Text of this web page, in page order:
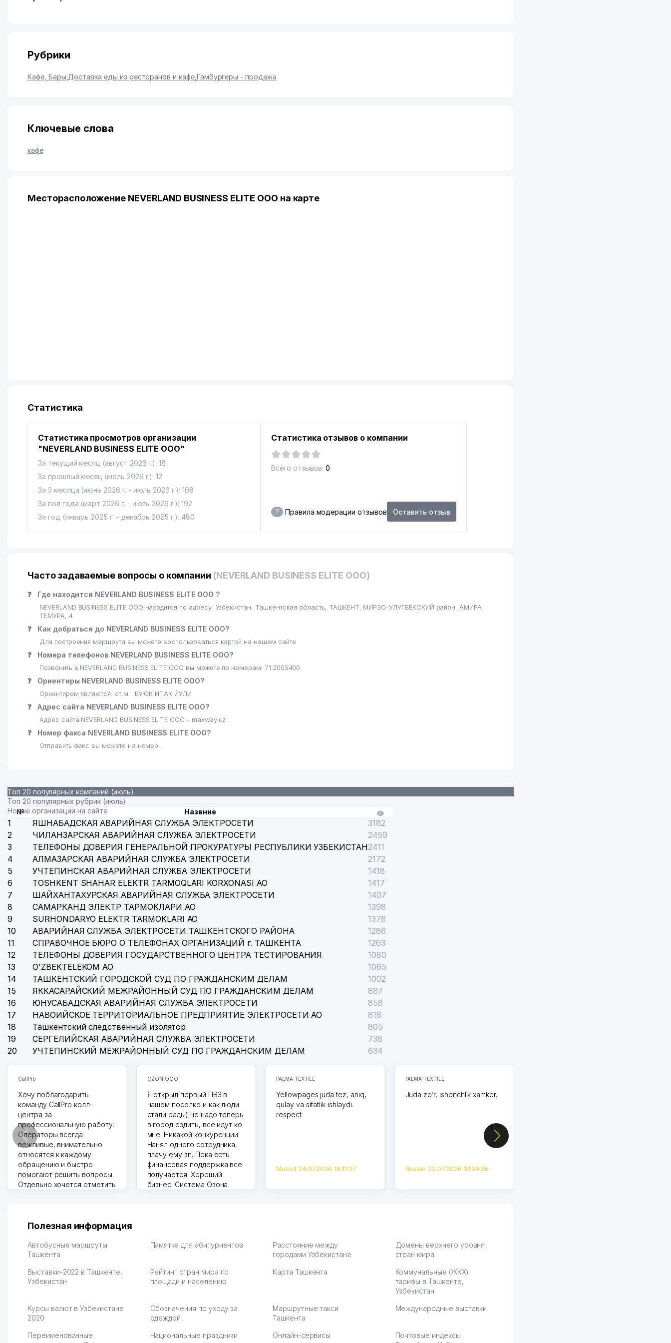
Рубрики
Кафе, Бары Доставка еды из ресторанов и кафе, Гамбургеры - продажа
Ключевые слова
кафе
Месторасположение NEVERLAND BUSINESS ELITE ООО на карте
Статистика
Статистика просмотров организации
"NEVERLAND BUSINESS ELITE ООО"
За текущий месяц (август 2026 г.): 18
За прошлый месяц (июль 2026 г.): 12
За 3 месяца (июнь 2026 г. - июль 2026 г.): 108
За пол года (март 2026 г. - июль 2026 г.): 192
За год (январь 2025 г. - декабрь 2025 г.): 480
Статистика отзывов о компании
Всего отзывов: 0
? Правила модерации отзывов Оставить отзыв
Часто задаваемые вопросы о компании (NEVERLAND BUSINESS ELITE ООО)
❓ Где находится NEVERLAND BUSINESS ELITE ООО ?
NEVERLAND BUSINESS ELITE ООО находится по адресу: Узбекистан, Ташкентская область, ТАШКЕНТ, МИРЗО-УЛУГБЕКСКИЙ район, АМИРА
ТЕМУРА, 4
❓ Как добраться до NEVERLAND BUSINESS ELITE ООО?
Для построения маршрута вы можете воспользоваться картой на нашем сайте
❓ Номера телефонов NEVERLAND BUSINESS ELITE ООО?
Позвонить в NEVERLAND BUSINESS ELITE ООО вы можете по номерам: 71 2005400
❓ Ориентиры NEVERLAND BUSINESS ELITE ООО?
Ориентиром являются: ст.м. "БУЮК ИПАК ЙУЛИ
❓ Адрес сайта NEVERLAND BUSINESS ELITE ООО?
Адрес сайта NEVERLAND BUSINESS ELITE ООО - maxway.uz
❓ Номер факса NEVERLAND BUSINESS ELITE ООО?
Отправить факс вы можете на номер .
Топ 20 популярных компаний (июль)
Топ 20 популярных рубрик (июль)
Новые организации на сайте
№ Назвние
1 ЯШНАБАДСКАЯ АВАРИЙНАЯ СЛУЖБА ЭЛЕКТРОСЕТИ
3182
2
ЧИЛАНЗАРСКАЯ АВАРИЙНАЯ СЛУЖБА ЭЛЕКТРОСЕТИ
2459
3
ТЕЛЕФОНЫ ДОВЕРИЯ ГЕНЕРАЛЬНОЙ ПРОКУРАТУРЫ РЕСПУБЛИКИ УЗБЕКИСТАН2411
4
АЛМАЗАРСКАЯ АВАРИЙНАЯ СЛУЖБА ЭЛЕКТРОСЕТИ
2172
5
УЧТЕПИНСКАЯ АВАРИЙНАЯ СЛУЖБА ЭЛЕКТРОСЕТИ
1418
6
TOSHKENT SHAHAR ELEKTR TARMOQLARI KORXONASI АО
1417
7
ШАЙХАНТАХУРСКАЯ АВАРИЙНАЯ СЛУЖБА ЭЛЕКТРОСЕТИ
1407
8
САМАРКАНД ЭЛЕКТР ТАРМОКЛАРИ АО
1398
9
SURHONDARYO ELEKTR TARMOKLARI АО
1378
10
АВАРИЙНАЯ СЛУЖБА ЭЛЕКТРОСЕТИ ТАШКЕНТСКОГО РАЙОНА
1286
11
СПРАВОЧНОЕ БЮРО О ТЕЛЕФОНАХ ОРГАНИЗАЦИЙ г. ТАШКЕНТА
1263
12
ТЕЛЕФОНЫ ДОВЕРИЯ ГОСУДАРСТВЕННОГО ЦЕНТРА ТЕСТИРОВАНИЯ
1080
13
O'ZBEKTELEKOM АО
1065
14
ТАШКЕНТСКИЙ ГОРОДСКОЙ СУД ПО ГРАЖДАНСКИМ ДЕЛАМ
1002
15
ЯККАСАРАЙСКИЙ МЕЖРАЙОННЫЙ СУД ПО ГРАЖДАНСКИМ ДЕЛАМ
887
16
ЮНУСАБАДСКАЯ АВАРИЙНАЯ СЛУЖБА ЭЛЕКТРОСЕТИ
858
17
НАВОИЙСКОЕ ТЕРРИТОРИАЛЬНОЕ ПРЕДПРИЯТИЕ ЭЛЕКТРОСЕТИ АО
818
18
Ташкентский следственный изолятор
805
19
СЕРГЕЛИЙСКАЯ АВАРИЙНАЯ СЛУЖБА ЭЛЕКТРОСЕТИ
738
20
УЧТЕПИНСКИЙ МЕЖРАЙОННЫЙ СУД ПО ГРАЖДАНСКИМ ДЕЛАМ 634
CallPro
Хочу поблагодарить
команду CallPro колл-
центра за
профессиональную работу.
Операторы всегда
вежливые, внимательно
относятся к каждому
обращению и быстро
помогают решить вопросы.
Отдельно хочется отметить
их работе значительно
обслуживания клиентов.
Рекомендую этот колл-
партнера для бизнеса.
Vip Brand 31.07.2026 11:43:39
OZON ООО
Я открыл первый ПВЗ в
нашем поселке и как люди
стали рады) не надо теперь
в город ездить, все идут ко
мне. Никакой конкуренции.
Нанял одного сотрудника,
плачу ему зп. Пока есть
финансовая поддержка все
получается. Хороший
бизнес. Система Озона
тут у нас уже есть ПВЗ.
Марат 27.07.2026 08:00:37
PALMA TEXTILE
Yellowpages juda tez, aniq,
qulay va sifatlik ishlaydi.
respect
Murod 24.07.2026 19:11:27
PALMA TEXTILE
Juda zo’r, ishonchlik xamkor.
Ruslan 22.07.2026 12:09:26
Полезная информация
Автобусные маршруты
Ташкента
Памятка для абитуриентов
Расстояние между
городами Узбекистана
Домены верхнего уровня
стран мира
Выставки-2022 в Ташкенте,
Узбекистан
Рейтинг стран мира по
площади и населению
Карта Ташкента
Коммунальные (ЖКХ)
тарифы в Ташкенте,
Узбекистан
Курсы валют в Узбекистане
2020
Обозначения по уходу за
одеждой
Маршрутные такси
Ташкента
Международные выставки
Переименованные
Национальные праздники Онлайн-сервисы
Почтовые индексы